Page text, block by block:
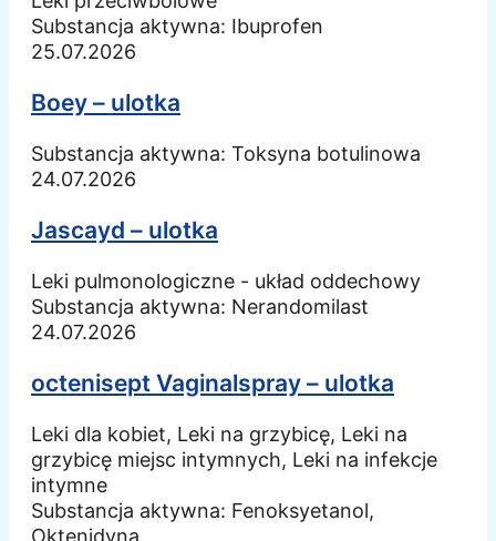
Substancja aktywna: Ibuprofen
25.07.2026
Boey – ulotka
Substancja aktywna: Toksyna botulinowa
24.07.2026
Jascayd – ulotka
Leki pulmonologiczne - układ oddechowy
Substancja aktywna: Nerandomilast
24.07.2026
octenisept Vaginalspray – ulotka
Leki dla kobiet, Leki na grzybicę, Leki na
grzybicę miejsc intymnych, Leki na infekcje
intymne
Substancja aktywna: Fenoksyetanol,
Oktenidyna